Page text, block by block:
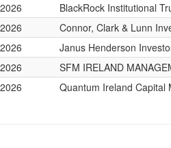
BlackRock Institutional
Connor, Clark & Lunn
Janus Henderson
SFM IRELAND
Quantum Ireland Capital